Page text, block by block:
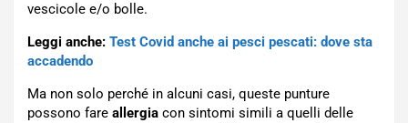
vescicole e/o bolle.
Leggi anche: Test Covid anche ai pesci pescati: dove sta
accadendo
Ma non solo perché in alcuni casi, queste punture
possono fare allergia con sintomi simili a quelli delle